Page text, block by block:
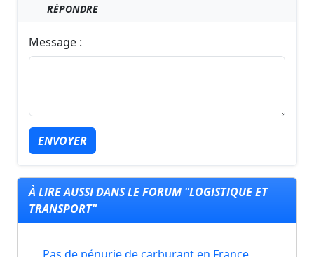
RÉPONDRE
Message :
ENVOYER
À LIRE AUSSI DANS LE FORUM "LOGISTIQUE ET
TRANSPORT"